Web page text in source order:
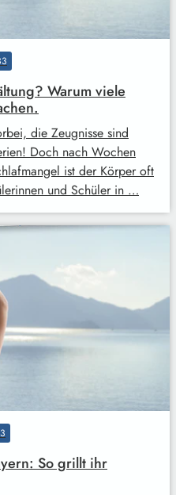
Warum viele
die Zeugnisse sind
Doch nach Wochen
ist der Körper oft
und Schüler in …
So grillt ihr